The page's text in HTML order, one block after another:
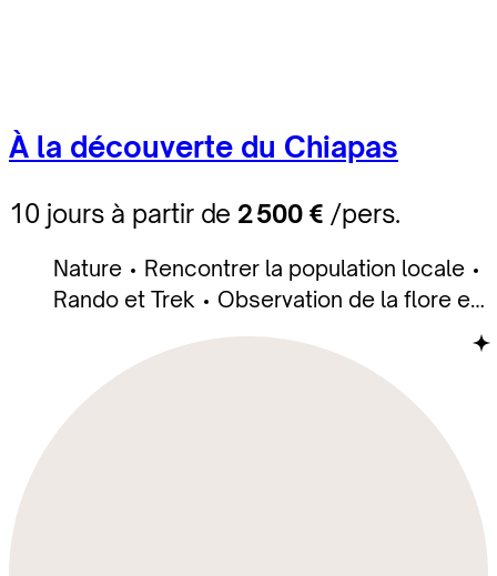
À la découverte du Chiapas
10 jours à partir de 2 500 € /pers.
Nature
Rencontrer la population locale
Rando et Trek
Observation de la flore et